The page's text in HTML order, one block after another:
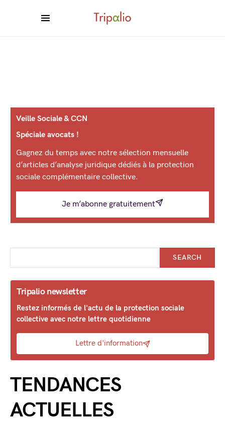
Veille Sociale & CCN
Spéciale avocats !
Gagnez du temps avec notre sélection mensuelle
d’articles d’analyse juridique dédiés à la protection
sociale complémentaire collective.
Je m’abonne gratuitement
SEARCH
Tripalio newsletter
Restez informés de l'actu de la protection sociale
collective avec notre lettre quotidienne
Lettre d'information
TENDANCES
ACTUELLES